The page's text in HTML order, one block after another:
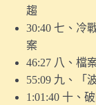
〖這集來聊天〗
〖番外〗如何回
我的三本酷兒名著
我要請陪產假，
的視覺文化大革
趨
30:40 七、冷
案
46:27 八、檔
55:09 九、「
1:01:40 十、